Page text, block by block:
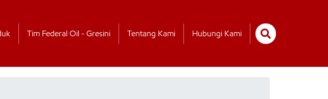
Tim Federal Oil - Gresini Tentang Kami Hubungi Kami